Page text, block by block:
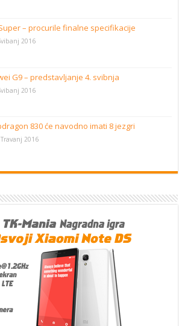
– procurile finalne specifikacije
2016
G9 – predstavljanje 4. svibnja
2016
830 će navodno imati 8 jezgri
2016